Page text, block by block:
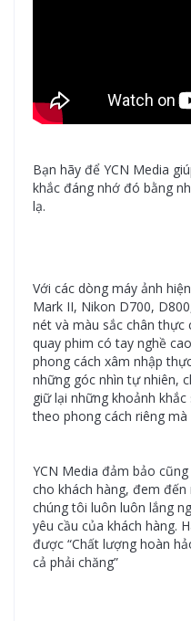
Bạn hãy để YCN Media
khắc đáng nhớ đó bằng
lạ.
Với các dòng máy ảnh
Mark II, Nikon D700,
nét và màu sắc chân thực
quay phim có tay nghề
phong cách xâm nhập
những góc nhìn tự nhiên,
giữ lại những khoảnh
theo phong cách riêng
YCN Media đảm bảo
cho khách hàng, đem
chúng tôi luôn luôn lắng
yêu cầu của khách hàng.
được “Chất lượng hoàn
cả phải chăng”